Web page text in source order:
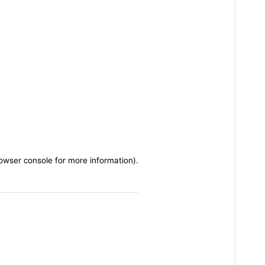
console for more information).